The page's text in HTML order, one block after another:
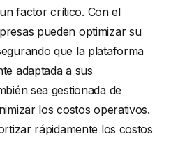
factor crítico. Con el
pueden optimizar su
que la plataforma
adaptada a sus
sea gestionada de
los costos operativos.
rápidamente los costos